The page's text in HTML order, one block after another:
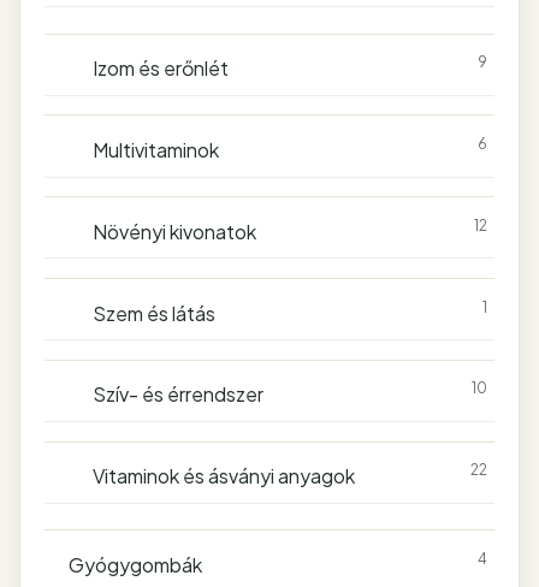
Izom és erőnlét 9
Multivitaminok 6
Növényi kivonatok 12
Szem és látás 1
Szív- és érrendszer 10
Vitaminok és ásványi anyagok 22
Gyógygombák 4